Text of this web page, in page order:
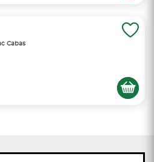
Cabas